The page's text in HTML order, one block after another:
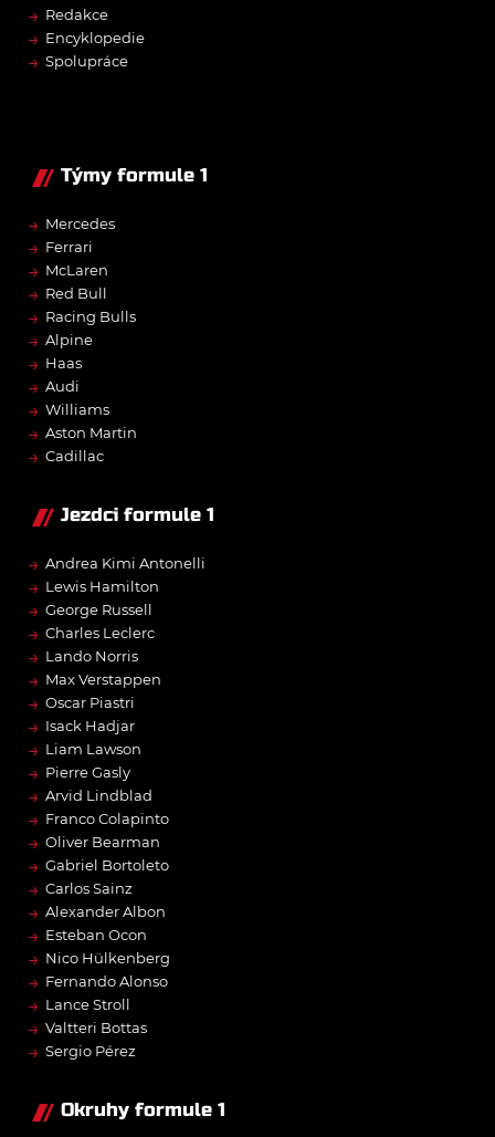
→ Redakce
→ Encyklopedie
→ Spolupráce
Týmy formule 1
→ Mercedes
→ Ferrari
→ McLaren
→ Red Bull
→ Racing Bulls
→ Alpine
→ Haas
→ Audi
→ Williams
→ Aston Martin
→ Cadillac
Jezdci formule 1
→ Andrea Kimi Antonelli
→ Lewis Hamilton
→ George Russell
→ Charles Leclerc
→ Lando Norris
→ Max Verstappen
→ Oscar Piastri
→ Isack Hadjar
→ Liam Lawson
→ Pierre Gasly
→ Arvid Lindblad
→ Franco Colapinto
→ Oliver Bearman
→ Gabriel Bortoleto
→ Carlos Sainz
→ Alexander Albon
→ Esteban Ocon
→ Nico Hülkenberg
→ Fernando Alonso
→ Lance Stroll
→ Valtteri Bottas
→ Sergio Pérez
Okruhy formule 1